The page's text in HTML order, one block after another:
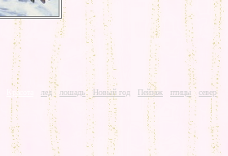
Красота лед лошадь Новый год Пейзаж птицы север